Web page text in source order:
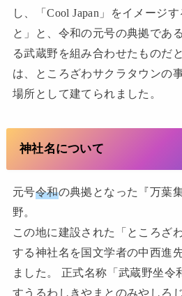
し、「Cool Japan」をイメージ
と」と、令和の元号の典拠であ
る武蔵野を組み合わせたものだ
は、ところざわサクラタウンの
場所として建てられました。
神社名について
元号令和の典拠となった『万葉
野。
この地に建設された「ところざ
する神社名を国文学者の中西進
ました。 正式名称「武蔵野坐令
すうるわしきやまとのみやしろ